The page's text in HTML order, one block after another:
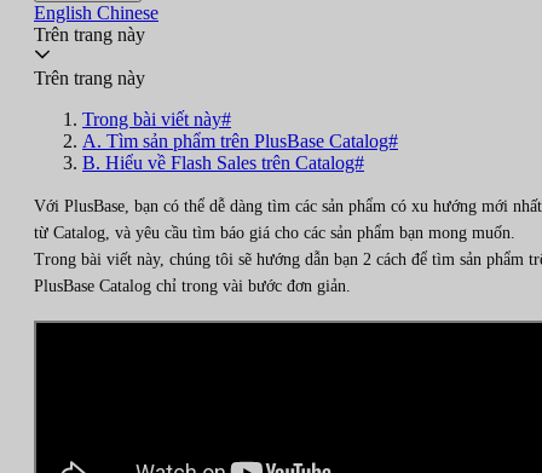
English Chinese
Trên trang này
Trên trang này
Trong bài viết này#
A. Tìm sản phẩm trên PlusBase Catalog#
B. Hiểu về Flash Sales trên Catalog#
Với PlusBase, bạn có thể dễ dàng tìm các sản phẩm có xu hướng mới nhất
từ Catalog, và yêu cầu tìm báo giá cho các sản phẩm bạn mong muốn.
Trong bài viết này, chúng tôi sẽ hướng dẫn bạn 2 cách để tìm sản phẩm
PlusBase Catalog chỉ trong vài bước đơn giản.